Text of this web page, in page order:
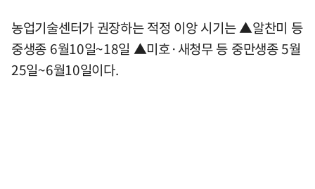
농업기술센터가 권장하는 적정 이앙 시기는 ▲알찬미 등
중생종 6월10일~18일 ▲미호·새청무 등 중만생종 5월
25일~6월10일이다.